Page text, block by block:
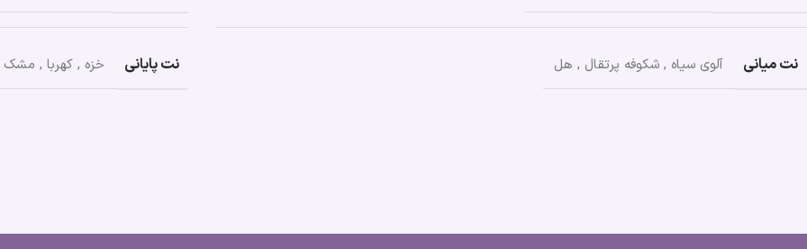
نت میانی آلوی سیاه , شکوفه پرتقال , هل نت پایانی خزه , کهربا , مشک